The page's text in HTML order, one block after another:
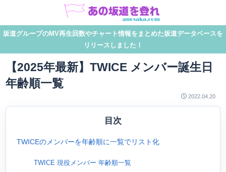
坂道グループのMV再生回数やチャート情報をまとめた坂道データベースを
リリースしました！
【2025年最新】TWICE メンバー誕生日
年齢順一覧
2022.04.20
目次
TWICEのメンバーを年齢順に一覧でリスト化
TWICE 現役メンバー 年齢順一覧